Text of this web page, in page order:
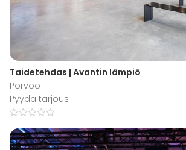
Taidetehdas | Avantin lämpiö
Porvoo
Pyydä tarjous